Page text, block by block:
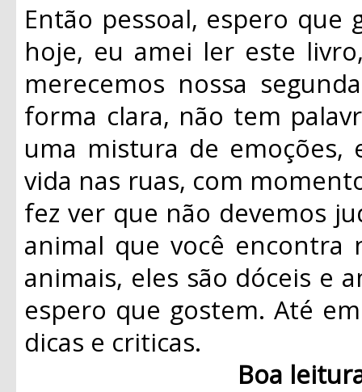
Então pessoal, espero que
hoje, eu amei ler este
merecemos nossa
forma clara, não tem
uma mistura de
vida nas ruas, com
fez ver que não devemos
animal que você encontra
animais, eles são dóceis e
espero que gostem. Até
dicas e criticas.
Boa